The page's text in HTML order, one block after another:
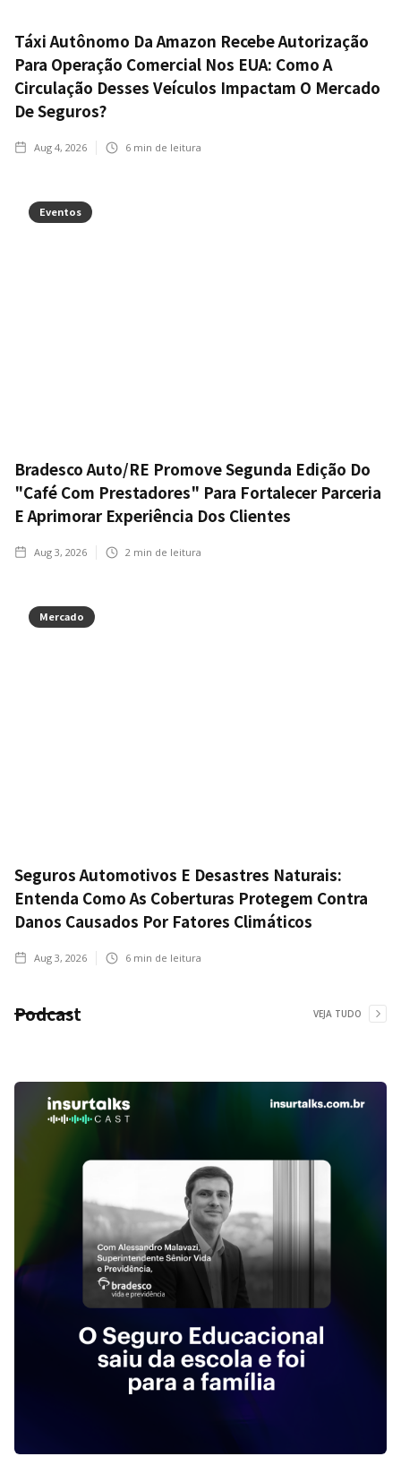
Táxi Autônomo Da Amazon Recebe Autorização
Para Operação Comercial Nos EUA: Como A
Circulação Desses Veículos Impactam O Mercado
De Seguros?
Aug 4, 2026 6 min de leitura
Eventos
Bradesco Auto/RE Promove Segunda Edição Do
"Café Com Prestadores" Para Fortalecer Parceria
E Aprimorar Experiência Dos Clientes
Aug 3, 2026 2 min de leitura
Mercado
Seguros Automotivos E Desastres Naturais:
Entenda Como As Coberturas Protegem Contra
Danos Causados Por Fatores Climáticos
Aug 3, 2026 6 min de leitura
Podcast VEJA TUDO